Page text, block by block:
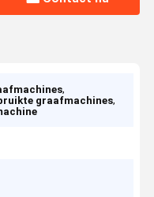
,
graafmachines,